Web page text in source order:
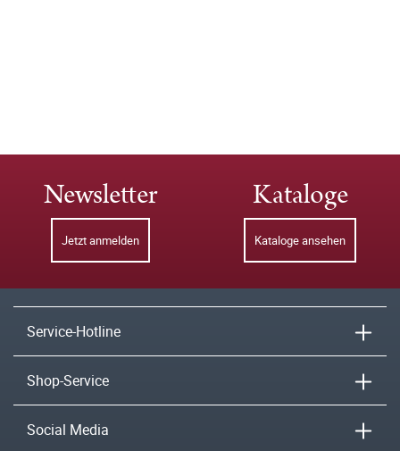
Newsletter
Jetzt anmelden
Kataloge
Kataloge ansehen
Service-Hotline
Shop-Service
Social Media